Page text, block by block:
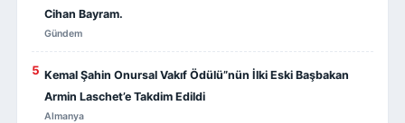
Cihan Bayram.
Gündem
5 Kemal Şahin Onursal Vakıf Ödülü”nün İlki Eski Başbakan
Armin Laschet’e Takdim Edildi
Almanya